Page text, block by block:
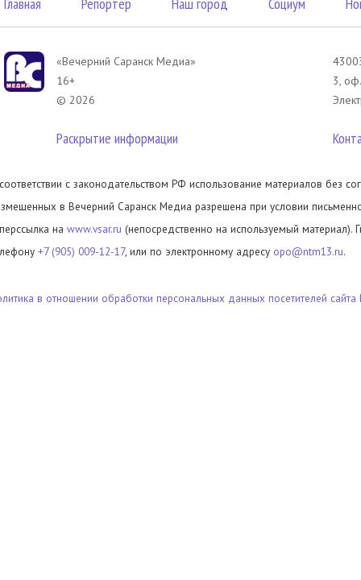
«Вечерний Саранск Mедиа»
16+
© 2026
Раскрытие информации
3,
с законодательством РФ использование материалов без
в Вечерний Саранск Медиа разрешена при условии
на www.vsar.ru (непосредственно на используемый материал).
+7 (905) 009-12-17, или по электронному адресу opo@ntm13.ru.
в отношении обработки персональных данных посетителей